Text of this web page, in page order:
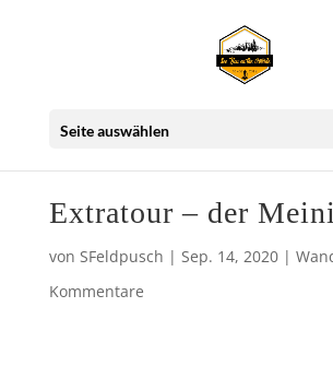
Seite auswählen
Extratour – der
von SFeldpusch | Sep. 14, 2020|
Kommentare